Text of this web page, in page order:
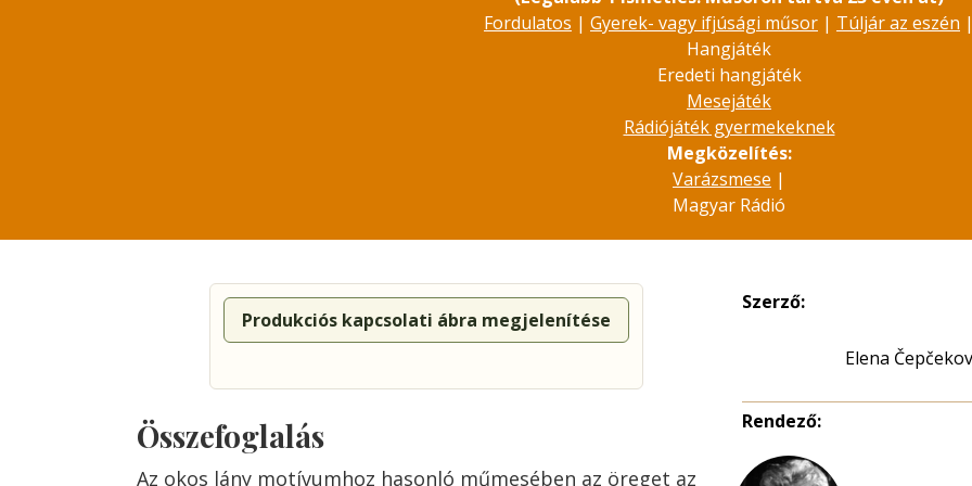
Fordulatos | Gyerek- vagy ifjúsági műsor | Túljár az eszén
Hangjáték
Eredeti hangjáték
Mesejáték
Rádiójáték gyermekeknek
Megközelítés:
Varázsmese |
Magyar Rádió
Produkciós kapcsolati ábra megjelenítése
Összefoglalás
Az okos lány motívumhoz hasonló műmesében az öreget az
Szerző:
Elena
Rendező: